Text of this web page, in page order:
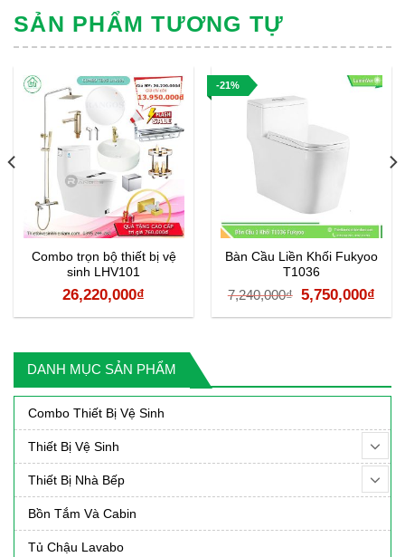
DANH MỤC SẢN PHẨM
Combo Thiết Bị Vệ Sinh
Thiết Bị Vệ Sinh
Thiết Bị Nhà Bếp
Bồn Tắm Và Cabin
Tủ Chậu Lavabo
SẢN PHẨM TƯƠNG TỰ
Combo trọn bộ thiết bị vệ
sinh LHV101
26,220,000₫
-21%
Bàn Cầu Liền Khối Fukyoo
T1036
7,240,000₫ Giá
gốc
5,750,000₫
hiện